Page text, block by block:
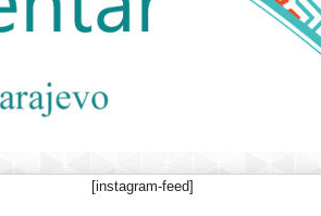
[instagram-feed]